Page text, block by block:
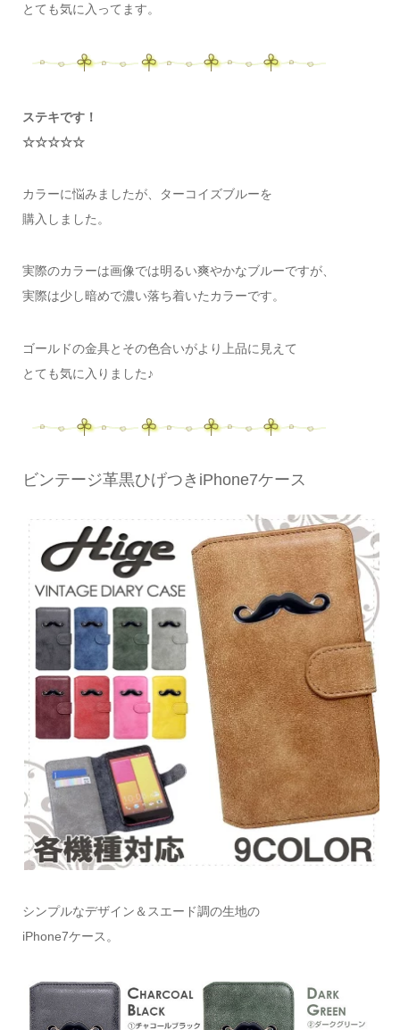
とても気に入ってます。
ステキです！
☆☆☆☆☆
カラーに悩みましたが、ターコイズブルーを
購入しました。
実際のカラーは画像では明るい爽やかなブルーですが、
実際は少し暗めで濃い落ち着いたカラーです。
ゴールドの金具とその色合いがより上品に見えて
とても気に入りました♪
ビンテージ革黒ひげつきiPhone7ケース
シンプルなデザイン＆スエード調の生地の
iPhone7ケース。